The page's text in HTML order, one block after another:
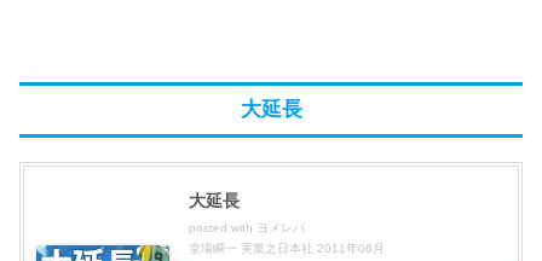
大延長
大延長
posted with ヨメレバ
堂場瞬一 実業之日本社 2011年06月